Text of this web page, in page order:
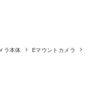
ラ本体 Eマウントカメラ